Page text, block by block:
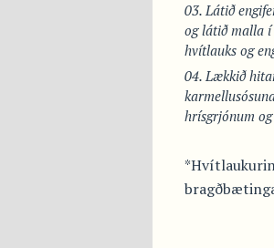
Látið
og látið malla í
hvítlauks og
Lækkið
hrísgrjónum